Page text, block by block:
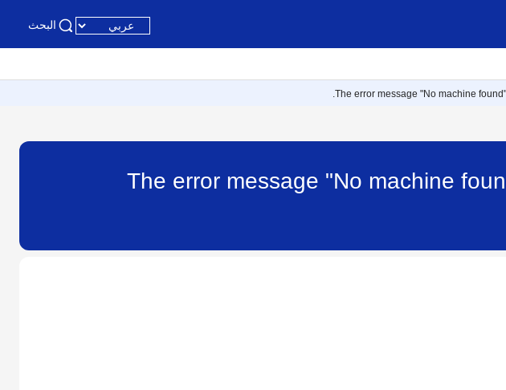
البحث
The error message "No machine
The error message "No machine